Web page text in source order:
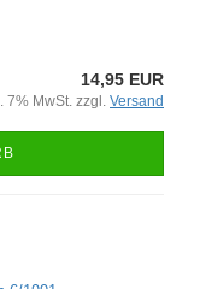
14,95 EUR
7% MwSt. zzgl. Versand